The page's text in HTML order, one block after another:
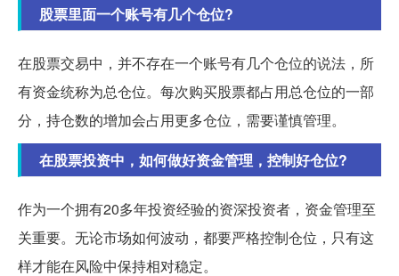
股票里面一个账号有几个仓位?
在股票交易中，并不存在一个账号有几个仓位的说法，所
有资金统称为总仓位。每次购买股票都占用总仓位的一部
分，持仓数的增加会占用更多仓位，需要谨慎管理。
在股票投资中，如何做好资金管理，控制好仓位?
作为一个拥有20多年投资经验的资深投资者，资金管理至
关重要。无论市场如何波动，都要严格控制仓位，只有这
样才能在风险中保持相对稳定。